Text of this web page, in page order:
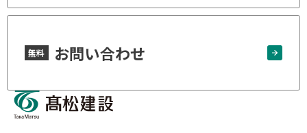
無料 お問い合わせ